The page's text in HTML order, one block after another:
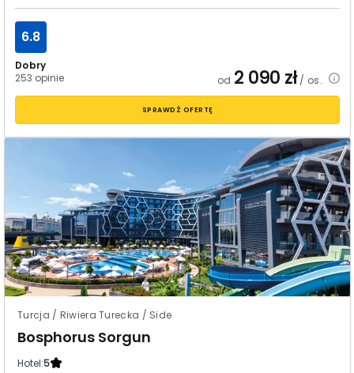
Dobry
253 opinie
6.8
od 2 090 zł/ os.
SPRAWDŹ OFERTĘ
Turcja / Riwiera Turecka / Side
Bosphorus Sorgun
Hotel:5